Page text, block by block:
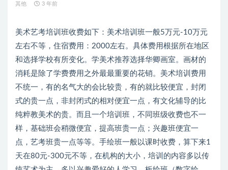
其他 3 年前
美术艺考培训班收费如下：美术培训班一般5万元-10万元
左右不等，住宿费用：2000左右。具体费用根据所在地区
和选择学校有所变化。学美术推荐选择华卿画室。画材的
消耗是除了学费费用之外最最重要的花销。美术培训费用
不统一，有的名气大的会比较贵，有的就比较便宜，封闭
式的贵一点，非封闭式的相对便宜一点，有文化辅导的比
纯粹教美术的贵。而且一个培训班，不同班级收费也不一
样，基础班会稍微便宜，提高班贵一点；兴趣班便宜一
点，艺考班贵一点等等。手绘班一般以课时收费，算下来1
天在80元-300元不等，在机构的大小，培训的内容多以传